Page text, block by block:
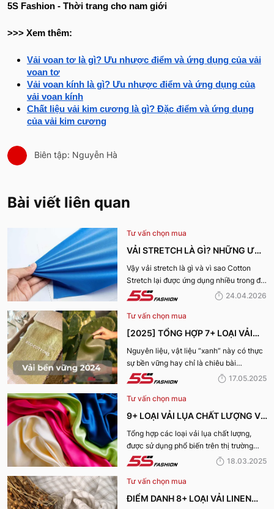
5S Fashion - Thời trang cho nam giới
>>> Xem thêm:
Vải voan tơ là gì? Ưu nhược điểm và ứng dụng của vải
voan tơ
Vải voan kính là gì? Ưu nhược điểm và ứng dụng của
vải voan kính
Chất liệu vải kim cương là gì? Đặc điểm và ứng dụng
của vải kim cương
Biên tập: Nguyễn Hà
Bài viết liên quan
Tư vấn chọn mua
VẢI STRETCH LÀ GÌ? NHỮNG ƯU
ĐIỂM VÀ ỨNG DỤNG CỦA VẢI
COTTON STRETCH
Vậy vải stretch là gì và vì sao Cotton
Stretch lại được ứng dụng nhiều trong đời
sống? Hãy cùng 5S Fashion tìm hiểu chi
24.04.2026
Tư vấn chọn mua
[2025] TỔNG HỢP 7+ LOẠI VẢI
BỀN VỮNG, THÂN THIỆN VỚI MÔI
TRƯỜNG
Nguyên liệu, vật liệu “xanh” này có thực
sự bền vững hay chỉ là chiêu bài
marketing? Cùng 5S Fashion khám phá
năm 2025 giúp bạn nhìn rõ sự thật phía
sau những chiếc bộ trang phục vừa đẹp
17.05.2025
Tư vấn chọn mua
9+ LOẠI VẢI LỤA CHẤT LƯỢNG VÀ
TỐT NHẤT HIỆN NAY
Tổng hợp các loại vải lụa chất lượng,
được sử dụng phổ biến trên thị trường
hiện nay sẽ được 5S Fashion cung cấp
tìm hiểu nhé!
18.03.2025
Tư vấn chọn mua
ĐIỂM DANH 8+ LOẠI VẢI LINEN